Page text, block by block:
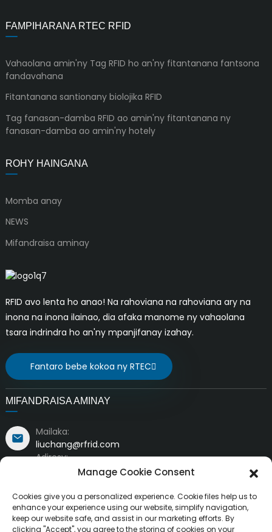
FAMPIHARANA RTEC RFID
Vahaolana amin'ny Tag RFID ho an'ny fitantanana fantsona
fandavahana
Fitantanana santionany biolojika RFID
Tag fanasan-damba RFID ao amin'ny fitantanana ny
fanasan-damba ao amin'ny hotely
ROHY HAINGANA
Momba anay
NEWS
Mifandraisa aminay
RFID avo lenta ho anao! Na rahoviana na rahoviana ary na
inona na inona ilainao, dia afaka manome ny vahaolana
tsara indrindra ho an'ny mpanjifanay izahay.
Fantaro bebe kokoa ny RTEC
MIFANDRAISA AMINAY
Mailaka:
liuchang@rfrid.com
Adiresy:
Trano faha-10, Tobim-baovao, Distrikan'ny
Sina 621000
Manage Cookie Consent
Cookies give you a personalized experience. Cookie files help us to
enhance your experience using our website, simplify navigation,
keep our website safe, and assist in our marketing efforts. By
clicking "Accept", you agree to the storing of cookies on your